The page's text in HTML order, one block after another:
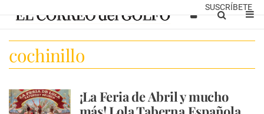
SUSCRÍBETE
cochinillo
¡La Feria de Abril y mucho